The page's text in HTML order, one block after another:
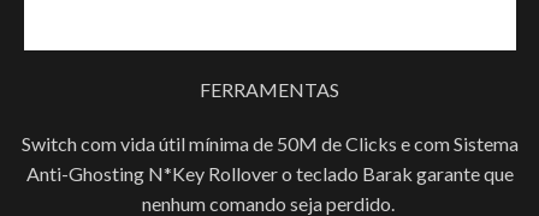
FERRAMENTAS
Switch com vida útil mínima de 50M de Clicks e com Sistema
Anti-Ghosting N*Key Rollover o teclado Barak garante que
nenhum comando seja perdido.